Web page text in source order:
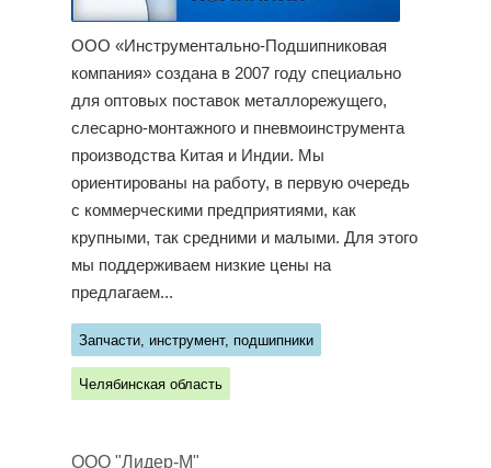
OОО «Инструментально-Подшипниковая
компания» создана в 2007 году специально
для оптовых поставок металлорежущего,
слесарно-монтажного и пневмоинструмента
производства Китая и Индии. Мы
ориентированы на работу, в первую очередь
с коммерческими предприятиями, как
крупными, так средними и малыми. Для этого
мы поддерживаем низкие цены на
предлагаем...
Запчасти, инструмент, подшипники
Челябинская область
ООО "Лидер-М"